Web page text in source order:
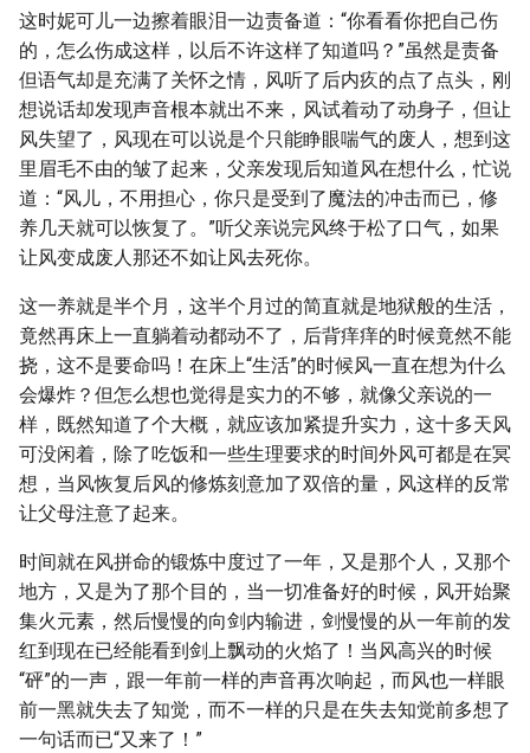
这时妮可儿一边擦着眼泪一边责备道：“你看看你把自己伤
的，怎么伤成这样，以后不许这样了知道吗？”虽然是责备
但语气却是充满了关怀之情，风听了后内疚的点了点头，刚
想说话却发现声音根本就出不来，风试着动了动身子，但让
风失望了，风现在可以说是个只能睁眼喘气的废人，想到这
里眉毛不由的皱了起来，父亲发现后知道风在想什么，忙说
道：“风儿，不用担心，你只是受到了魔法的冲击而已，修
养几天就可以恢复了。”听父亲说完风终于松了口气，如果
让风变成废人那还不如让风去死你。
这一养就是半个月，这半个月过的简直就是地狱般的生活，
竟然再床上一直躺着动都动不了，后背痒痒的时候竟然不能
挠，这不是要命吗！在床上“生活”的时候风一直在想为什么
会爆炸？但怎么想也觉得是实力的不够，就像父亲说的一
样，既然知道了个大概，就应该加紧提升实力，这十多天风
可没闲着，除了吃饭和一些生理要求的时间外风可都是在冥
想，当风恢复后风的修炼刻意加了双倍的量，风这样的反常
让父母注意了起来。
时间就在风拼命的锻炼中度过了一年，又是那个人，又那个
地方，又是为了那个目的，当一切准备好的时候，风开始聚
集火元素，然后慢慢的向剑内输进，剑慢慢的从一年前的发
红到现在已经能看到剑上飘动的火焰了！当风高兴的时候
“砰”的一声，跟一年前一样的声音再次响起，而风也一样眼
前一黑就失去了知觉，而不一样的只是在失去知觉前多想了
一句话而已“又来了！”